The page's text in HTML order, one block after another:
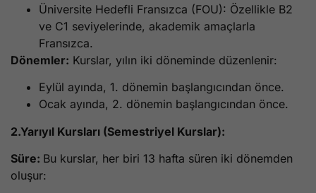
Üniversite Hedefli Fransızca (FOU): Özellikle B2
ve C1 seviyelerinde, akademik amaçlarla
Fransızca.
Dönemler: Kurslar, yılın iki döneminde düzenlenir:
Eylül ayında, 1. dönemin başlangıcından önce.
Ocak ayında, 2. dönemin başlangıcından önce.
2.Yarıyıl Kursları (Semestriyel Kurslar):
Süre: Bu kurslar, her biri 13 hafta süren iki dönemden
oluşur: